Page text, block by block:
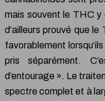
mais souvent le THC
d’ailleurs prouvé que
favorablement
pris séparément.
d’entourage ». Le
spectre complet et à